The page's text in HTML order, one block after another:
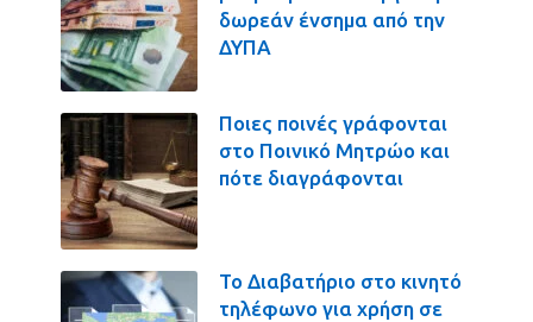
δωρεάν ένσημα από την
ΔΥΠΑ
Ποιες ποινές γράφονται
στο Ποινικό Μητρώο και
πότε διαγράφονται
Το Διαβατήριο στο κινητό
τηλέφωνο για χρήση σε